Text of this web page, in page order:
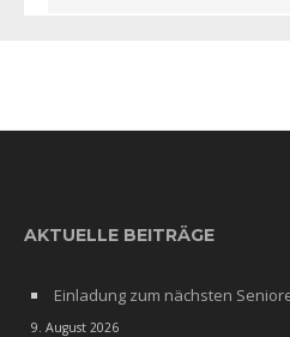
AKTUELLE BEITRÄGE
Einladung zum nächsten
9. August 2026